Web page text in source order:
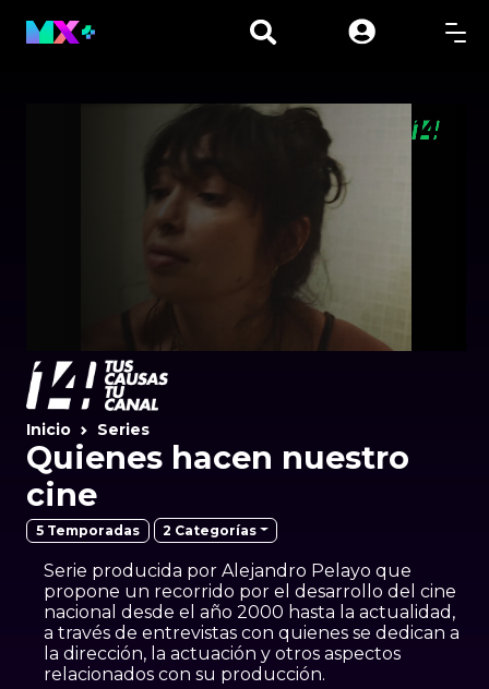
Inicio Series
Quienes hacen nuestro
cine
5 Temporadas 2 Categorías
Serie producida por Alejandro Pelayo que
propone un recorrido por el desarrollo del cine
nacional desde el año 2000 hasta la actualidad,
a través de entrevistas con quienes se dedican a
la dirección, la actuación y otros aspectos
relacionados con su producción.